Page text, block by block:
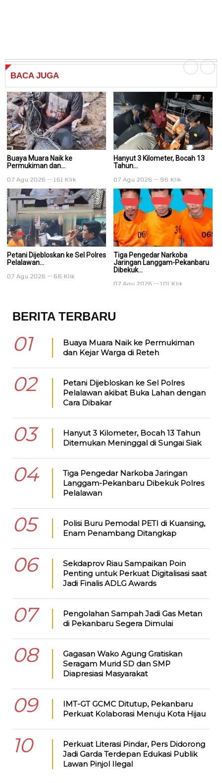
BACA JUGA
Buaya Muara Naik ke
Permukiman dan...
07 Agu 2026 161 Klik
Hanyut 3 Kilometer, Bocah 13
Tahun...
07 Agu 2026 96 Klik
Petani Dijebloskan ke Sel Polres
Pelalawan...
07 Agu 2026 66 Klik
Tiga Pengedar Narkoba
Jaringan Langgam-Pekanbaru
Dibekuk...
07 Agu 2026 101 Klik
BERITA TERBARU
01
Buaya Muara Naik ke Permukiman
dan Kejar Warga di Reteh
02
Petani Dijebloskan ke Sel Polres
Pelalawan akibat Buka Lahan dengan
Cara Dibakar
03
Hanyut 3 Kilometer, Bocah 13 Tahun
Ditemukan Meninggal di Sungai Siak
04
Tiga Pengedar Narkoba Jaringan
Langgam-Pekanbaru Dibekuk Polres
Pelalawan
05
Polisi Buru Pemodal PETI di Kuansing,
Enam Penambang Ditangkap
06
Sekdaprov Riau Sampaikan Poin
Penting untuk Perkuat Digitalisasi saat
Jadi Finalis ADLG Awards
07
Pengolahan Sampah Jadi Gas Metan
di Pekanbaru Segera Dimulai
08
Gagasan Wako Agung Gratiskan
Seragam Murid SD dan SMP
Diapresiasi Masyarakat
09
IMT-GT GCMC Ditutup, Pekanbaru
Perkuat Kolaborasi Menuju Kota Hijau
10
Perkuat Literasi Pindar, Pers Didorong
Jadi Garda Terdepan Edukasi Publik
Lawan Pinjol Ilegal